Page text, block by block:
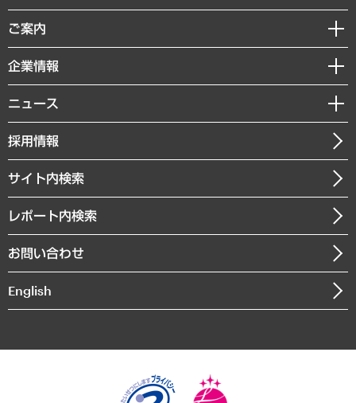
組織・人事戦略
デジタルイノベーション
共生・ダイバーシティ
GRC（ガバナンス・リスク・コンプライアンス）・防災（政策）
経済・産業・雇用・労働
まちづくり・観光・交通・スポーツ・スマートシティ
自然資源・農林水産業・食料システム
経済調査
レポート
コラム
経営用語集
受託・受注実績（官公庁関連）
メディア掲載・出演
ご案内
セミナー・イベント情報
MUFGビジネスセミナー
受託案件情報
企業情報
私たちの想い
社長メッセージ
会社概要
沿革
組織図・本部部室紹介
インドネシア現地法人
個人情報保護方針
ニュース
ニュースリリース
お知らせ
採用情報
サイト内検索
レポート内検索
お問い合わせ
English